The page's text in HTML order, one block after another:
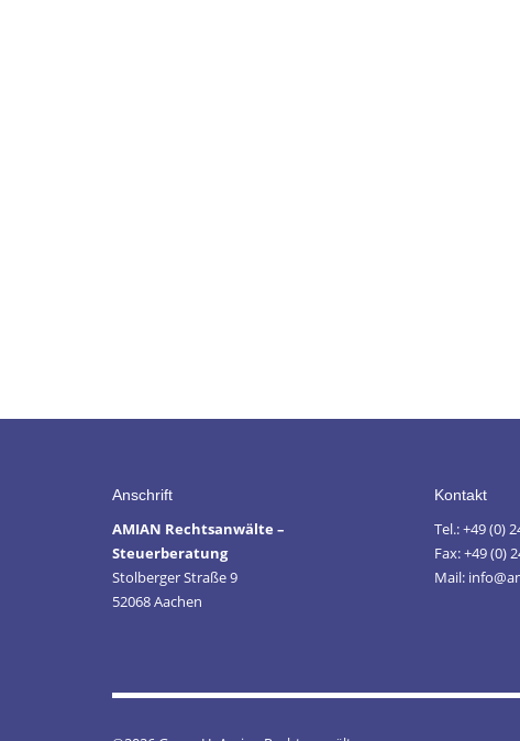
Anschrift
AMIAN Rechtsanwälte –
Steuerberatung
Stolberger Straße 9
52068 Aachen
Kontakt
Tel.: +49 (0)
Fax: +49 (0)
Mail: